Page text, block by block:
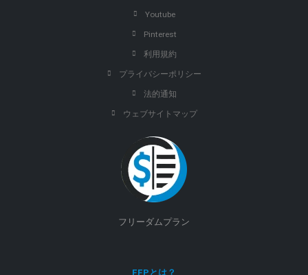
Youtube
Pinterest
利用規約
プライバシーポリシー
法的通知
ウェブサイトマップ
フリーダムプラン
FFPとは？